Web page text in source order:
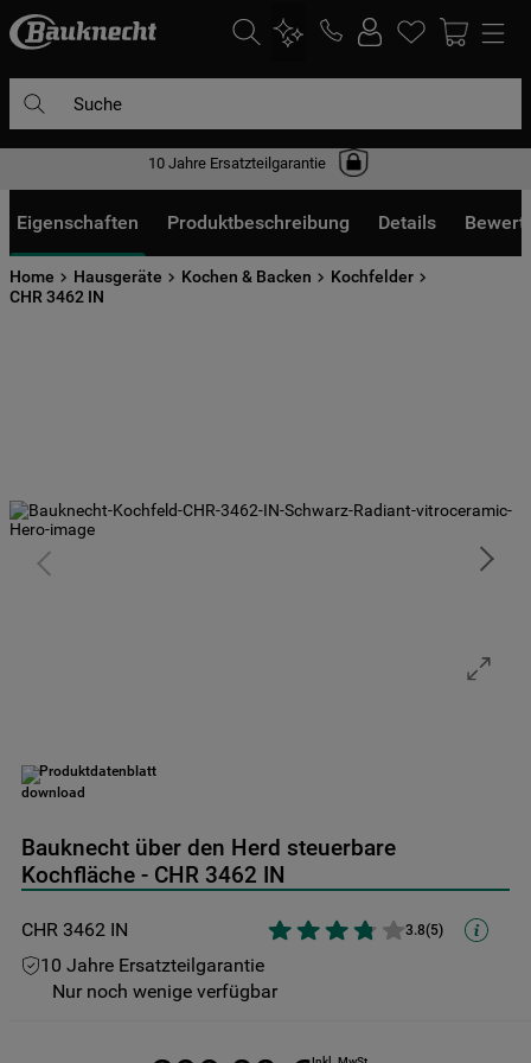
10 Jahre Ersatzteilgarantie
Eigenschaften Produktbeschreibung Details
Home Hausgeräte Kochen & Backen
Kochfelder
CHR 3462 IN
Produktdatenblatt
Bauknecht über den Herd steuerbare
Kochfläche - CHR 3462 IN
CHR 3462 IN 3.8(5)
10 Jahre Ersatzteilgarantie
Nur noch wenige verfügbar
DIE HÄUFIGSTEN SUCHANFRAGEN
2. geschirrspülern
3. kühlgefrierkombination
toplader
.